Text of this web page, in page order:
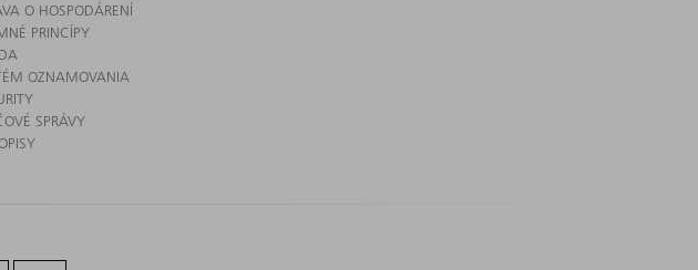
O HOSPODÁRENÍ
PRINCÍPY
OZNAMOVANIA
SPRÁVY